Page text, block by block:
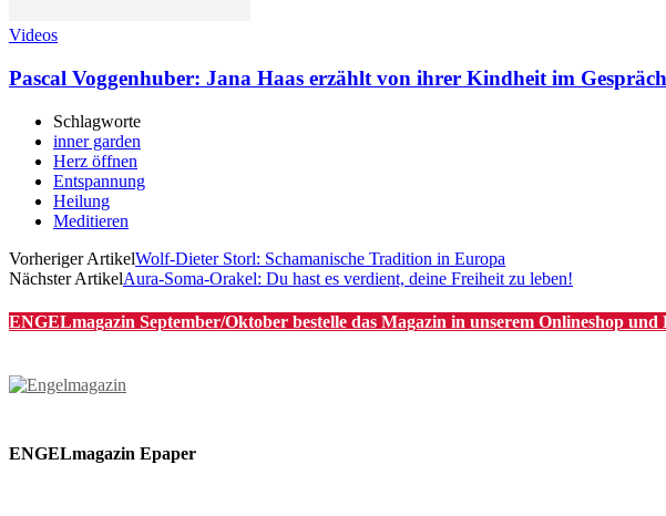
Videos
Pascal Voggenhuber: Jana Haas erzählt von ihrer Kindheit im Gespräch
Schlagworte
inner garden
Herz öffnen
Entspannung
Heilung
Meditieren
Vorheriger ArtikelWolf-Dieter Storl: Schamanische Tradition in Europa
Nächster ArtikelAura-Soma-Orakel: Du hast es verdient, deine Freiheit zu leben!
ENGELmagazin September/Oktober bestelle das Magazin in unserem Onlineshop
ENGELmagazin Epaper